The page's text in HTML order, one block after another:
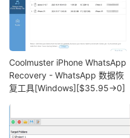
Coolmuster iPhone WhatsApp
Recovery - WhatsApp 数据恢
复工具[Windows][$35.95→0]